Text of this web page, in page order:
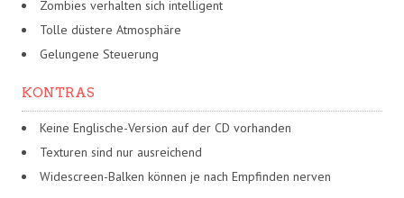
Zombies verhalten sich intelligent
Tolle düstere Atmosphäre
Gelungene Steuerung
KONTRAS
Keine Englische-Version auf der CD vorhanden
Texturen sind nur ausreichend
Widescreen-Balken können je nach Empfinden nerven